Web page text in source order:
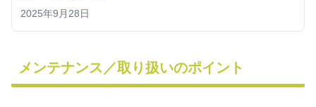
2025年9月28日
メンテナンス／取り扱いのポイント